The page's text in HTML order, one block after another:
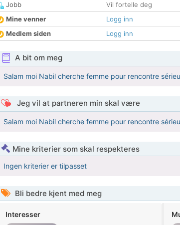
Jobb
Vil fortelle deg
Mine venner
Logg inn
Medlem siden
Logg inn
A bit om meg
Salam moi Nabil cherche femme pour rencontre
Jeg vil at partneren min skal være
Salam moi Nabil cherche femme pour rencontre
Mine kriterier som skal respekteres
Ingen kriterier er tilpasset
Bli bedre kjent med meg
Interesser